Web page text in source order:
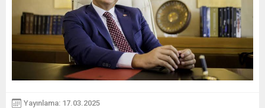
Yayınlama: 17.03.2025